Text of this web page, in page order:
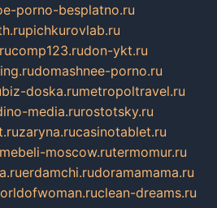
porno-besplatno.ru
pichkurovlab.ru
comp123.rudon-ykt.ru
domashnee-porno.ru
biz-doska.rumetropoltravel.ru
media.rurostotsky.ru
zaryna.rucasinotablet.ru
moscow.rutermomur.ru
erdamchi.rudoramamama.ru
clean-dreams.ru